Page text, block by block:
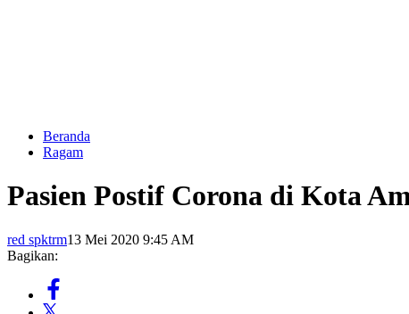
Beranda
Ragam
Pasien Postif Corona di Kota
red spktrm13 Mei 2020 9:45 AM
Bagikan: